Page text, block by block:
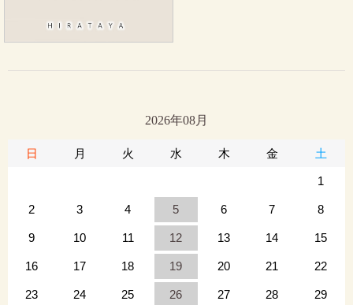
2026年08月
日 月 火 水 木 金 土
1
2 3 4 5 6 7 8
9 10 11 12 13 14 15
16 17 18 19 20 21 22
23 24 25 26 27 28 29